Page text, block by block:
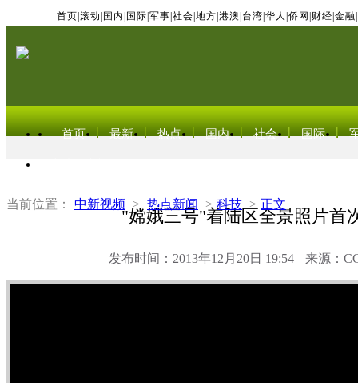
首页 滚动 国内 国际 军事 社会 地方 港澳 台湾 华人 侨网 财经 金融
首页 最新 热点 国内 社会 国际
当前位置： 中新视频 > 热点新闻 > 科技 > 正文
"嫦娥三号"着陆区全景照片首
发布时间：2013年12月20日 19:54 来源：